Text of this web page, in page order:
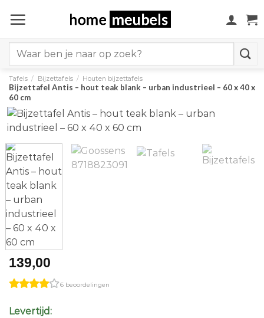
naar
for:
Tafels / Bijzettafels / Houten bijzettafels
Bijzettafel Antis – hout teak blank – urban industrieel – 60 x 40 x
60 cm
139,00
6 beoordelingen
Levertijd: